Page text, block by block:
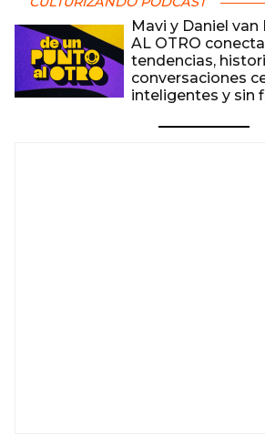
Mavi y Daniel van
AL OTRO
tendencias,
conversaciones
inteligentes y sin